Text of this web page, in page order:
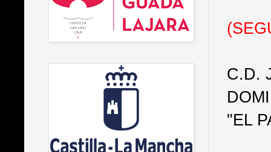
C.D.
"EL